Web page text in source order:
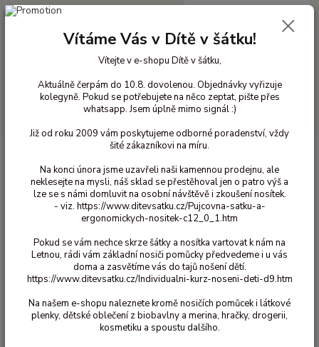
+420 603 818 836
0 Kč
Bavlněné oblečení pro děti Ponožky bavlna
Ponožky Minymo vroubkaté -
Agave 3 páry 15/18
Vítáme Vás v Dítě v šátku!
Vítejte v e-shopu Dítě v šátku,
Aktuálně čerpám do 10.8. dovolenou. Objednávky vyřizuje
kolegyně. Pokud se potřebujete na něco zeptat, pište přes
whatsapp. Jsem úplně mimo signál :)
Již od roku 2009 vám poskytujeme odborné poradenství, vždy
šité zákazníkovi na míru.
Na konci února jsme uzavřeli naši kamennou prodejnu, ale
neklesejte na mysli, náš sklad se přestěhoval jen o patro výš a
lze se s námi domluvit na osobní návštěvě i zkoušení nosítek.
- viz. https://www.ditevsatku.cz/Pujcovna-satku-a-
ergonomickych-nositek-c12_0_1.htm
Pokud se vám nechce skrze šátky a nosítka vartovat k nám na
Letnou, rádi vám základní nosiči pomůcky předvedeme i u vás
doma a zasvětíme vás do tajů nošení dětí.
https://www.ditevsatku.cz/Individualni-kurz-noseni-deti-d9.htm
Na našem e-shopu naleznete kromě nosičích pomůcek i látkové
plenky, dětské oblečení z biobavlny a merina, hračky, drogerii,
kosmetiku a spoustu dalšího.